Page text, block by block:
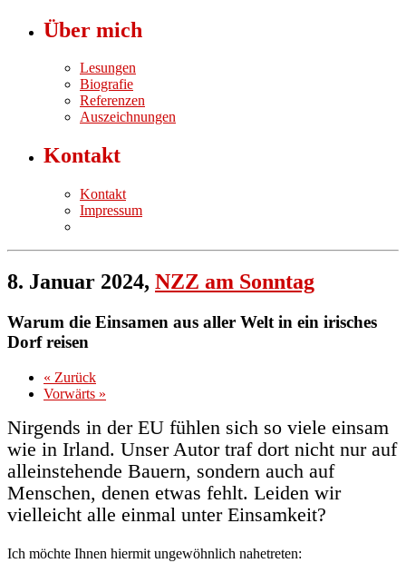
Über mich
Lesungen
Biografie
Referenzen
Auszeichnungen
Kontakt
Kontakt
Impressum
8. Januar 2024, NZZ am Sonntag
Warum die Einsamen aus aller Welt in ein irisches
Dorf reisen
« Zurück
Vorwärts »
Nirgends in der EU fühlen sich so viele einsam
wie in Irland. Unser Autor traf dort nicht nur auf
alleinstehende Bauern, sondern auch auf
Menschen, denen etwas fehlt. Leiden wir
vielleicht alle einmal unter Einsamkeit?
Ich möchte Ihnen hiermit ungewöhnlich nahetreten: